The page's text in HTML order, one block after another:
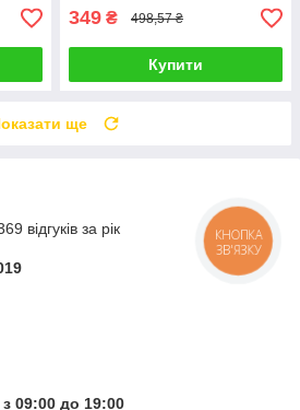
349 ₴ 498,57 ₴
Купити
ще
відгуків за рік
09:00 до 19:00
КНОПКА
ЗВ'ЯЗКУ